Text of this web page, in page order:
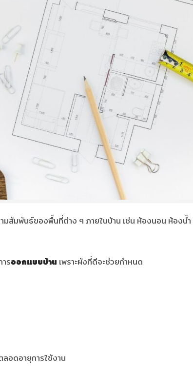
สัมพันธ์ของพื้นที่ต่าง ๆ ภายในบ้าน เช่น ห้องนอน ห้องน้
รออกแบบบ้าน เพราะผังที่ดีจะช่วยกำหนด
อดอายุการใช้งาน